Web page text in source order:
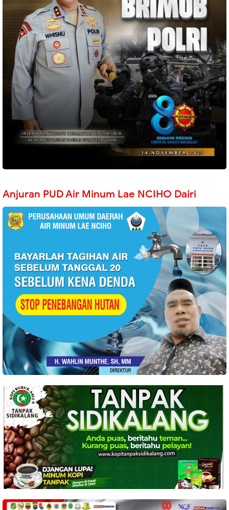
Anjuran PUD Air Minum Lae NCIHO Dairi